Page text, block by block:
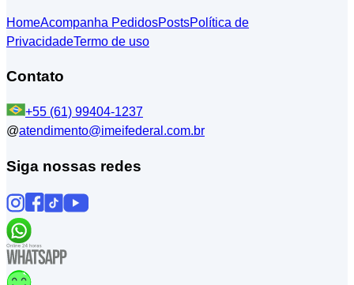
HomeAcompanha PedidosPostsPolítica de
PrivacidadeTermo de uso
Contato
+55 (61) 99404-1237
@atendimento@imeifederal.com.br
Siga nossas redes